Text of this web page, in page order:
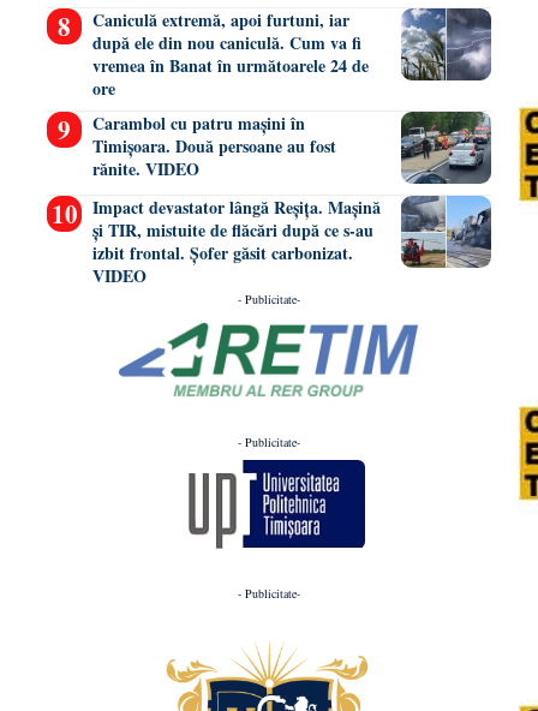
Caniculă extremă, apoi furtuni, iar
după ele din nou caniculă. Cum va fi
vremea în Banat în următoarele 24 de
ore
Carambol cu patru mașini în
Timișoara. Două persoane au fost
rănite. VIDEO
Impact devastator lângă Reșița. Mașină
și TIR, mistuite de flăcări după ce s-au
izbit frontal. Șofer găsit carbonizat.
VIDEO
- Publicitate-
- Publicitate-
- Publicitate-